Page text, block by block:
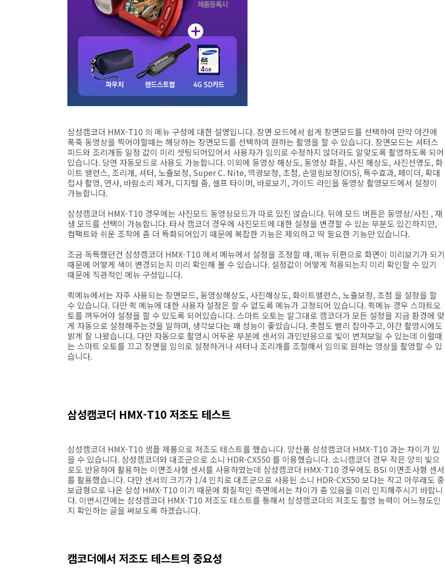
삼성캠코더 HMX-T10 의 메뉴 구성에 대한 설명입니다. 장면 모드에서 쉽게 장면모드를 선택하여 만약 야간에
폭죽 동영상을 찍어야할때는 해당하는 장면모드를 선택하여 원하는 촬영을 할 수 있습니다. 장면모드는 셔터스
피드와 조리개등 일정 값이 미리 셋팅되어있어서 사용자가 임의로 수정하지 않더라도 알맞도록 촬영하도록 되어
있습니다. 당연 자동모드로 사용도 가능합니다. 이외에 동영상 해상도, 동영상 화질, 사진 해상도, 사진선명도, 화
이트 밸런스, 조리개, 셔터, 노출보정, Super C. Nite, 역광보정, 초점, 손떨림보정(OIS), 특수효과, 페이더, 확대
접사 촬영, 연사, 바람소리 제거, 디지털 줌, 셀프 타이머, 바로보기, 가이드 라인을 동영상 촬영모드에서 설정이
가능합니다.
삼성캠코더 HMX-T10 경우에는 사진모드 동영상모드가 따로 있진 않습니다. 뒤에 모드 버튼은 동영상/사진 , 재
생 모드를 선택이 가능합니다. 타사 캠코더 경우에 사진모드에 대한 설정을 변경할 수 있는 부분도 있긴하지만,
컴팩트와 쉬운 조작에 좀 더 특화되어있기 때문에 복잡한 기능은 제외하고 딱 필요한 기능만 있습니다.
조금 독특했던건 삼성캠코더 HMX-T10 에서 메뉴에서 설정을 조정할 때, 메뉴 뒤편으로 화면이 미리보기가 되기
때문에 어떻게 색이 변경되는지 미리 확인해 볼 수 있습니다. 설정값이 어떻게 적용되는지 미리 확인할 수 있기
때문에 직관적인 메뉴 구성입니다.
퀵메뉴에서는 자주 사용되는 장면모드, 동영상해상도, 사진해상도, 화이트밸런스, 노출보정, 초점 을 설정을 할
수 있습니다. 다만 퀵 메뉴에 대한 사용자 설정은 할 수 없도록 메뉴가 고정되어 있습니다. 퀵메뉴 경우 스마트오
토를 꺼두어야 설정을 할 수 있도록 되어있습니다. 스마트 오토는 말그대로 캠코더가 모든 설정을 지금 환경에 맞
게 자동으로 설정해주는것을 말하며, 생각보다는 꽤 성능이 좋았습니다. 촛점도 빨리 잡아주고, 야간 촬영시에도
밝게 잘 나왔습니다. 다만 자동으로 촬영시 어두운 부분에 센서의 과민반응으로 빛이 번져보일 수 있는데 이럴때
는 스마트 오토를 끄고 장면을 임의로 설정하거나 셔터나 조리개를 조절해서 임의로 원하는 영상을 촬영할 수 있
습니다.
삼성캠코더 HMX-T10 저조도 테스트
삼성캠코더 HMX-T10 샘플 제품으로 저조도 테스트를 했습니다. 양산품 삼성캠코더 HMX-T10 과는 차이가 있
을 수 있습니다. 삼성캠코더와 대조군으로 소니 HDR-CX550 를 이용했습니다. 소니캠코더 경우 작은 양의 빛으
로도 반응하여 활용하는 이면조사형 센서를 사용하였는데 삼성캠코더 HMX-T10 경우에도 BSI 이면조사형 센서
를 활용했습니다. 다만 센서의 크기가 1/4 인치로 대조군으로 사용된 소니 HDR-CX550 보다는 작고 아무래도 중
보급형으로 나온 삼성 HMX-T10 이기 때문에 화질적인 측면에서는 차이가 좀 있음을 미리 인지해주시기 바랍니
다. 이번시간에는 삼성캠코더 HMX-T10 저조도 테스트를 통해서 삼성캠코더의 저조도 촬영 능력이 어느정도인
지 확인하는 글을 써보도록 하겠습니다.
캠코더에서 저조도 테스트의 중요성